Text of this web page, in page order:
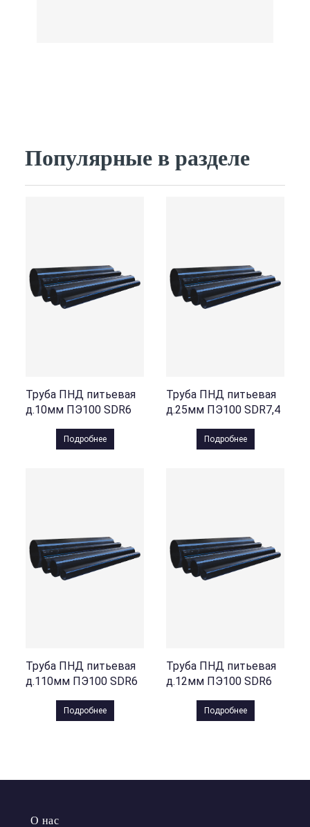
Популярные в разделе
Труба ПНД питьевая
д.10мм ПЭ100 SDR6
Подробнее
Труба ПНД питьевая
д.25мм ПЭ100 SDR7,4
Подробнее
Труба ПНД питьевая
д.110мм ПЭ100 SDR6
Подробнее
Труба ПНД питьевая
д.12мм ПЭ100 SDR6
Подробнее
О нас